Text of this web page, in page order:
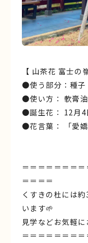
【 山茶花 富士の
●使う部分：種子
●使い方： 軟膏
●誕生花： 12月4
●花言葉： 「愛嬌
＝＝＝＝＝＝＝
＝＝＝＝
くすきの杜には
います🌱
見学などお気軽
＝＝＝＝＝＝＝